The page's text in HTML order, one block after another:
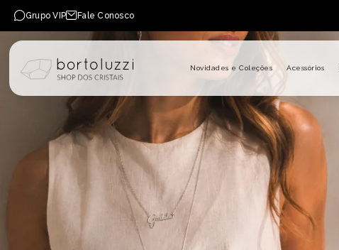
Grupo VIP Fale Conosco
Novidades e Coleções Acessórios